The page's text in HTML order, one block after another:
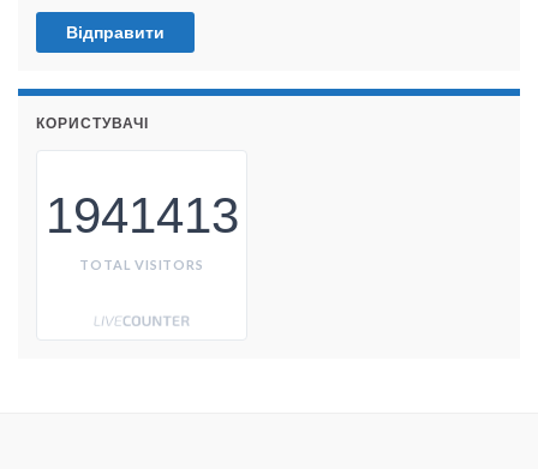
КОРИСТУВАЧІ
1941413
TOTAL VISITORS